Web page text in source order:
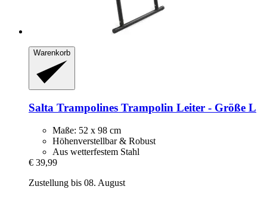
Warenkorb
Salta Trampolines Trampolin Leiter -​ Größe L
Maße: 52 x 98 cm
Höhenverstellbar & Robust
Aus wetterfestem Stahl
€ 39,99
Zustellung bis 08. August